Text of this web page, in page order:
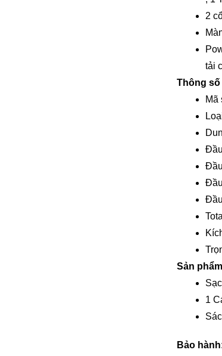
2
tải
Thông
Mã
Sản
1
Bảo